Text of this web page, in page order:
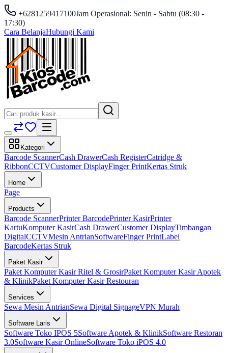
+6281259417100Jam Operasional: Senin - Sabtu (08:30 -
17:30)
Cara BelanjaHubungi Kami
Kategori
Barcode ScannerCash DrawerCash RegisterCatridge &
RibbonCCTVCustomer DisplayFinger PrintKertas Struk
Home
Page
Products
Barcode ScannerPrinter BarcodePrinter KasirPrinter
KartuKomputer KasirCash DrawerCustomer DisplayTimbangan
DigitalCCTVMesin AntrianSoftwareFinger PrintLabel
BarcodeKertas Struk
Paket Kasir
Paket Komputer Kasir Ritel & GrosirPaket Komputer Kasir Apotek
& KlinikPaket Komputer Kasir Restouran
Services
Sewa Mesin AntrianSewa Digital SignageVPN Murah
Software Laris
Software Toko IPOS 5Software Apotek & KlinikSoftware Restoran
3.0Software Kasir OnlineSoftware Toko iPOS 4.0